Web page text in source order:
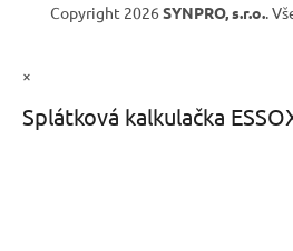
Copyright 2026 SYNPRO, s.r.o..
×
Splátková kalkulačka